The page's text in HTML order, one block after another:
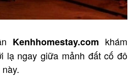
Kenhhomestay.com khám
lạ ngay giữa mảnh đất cố đô